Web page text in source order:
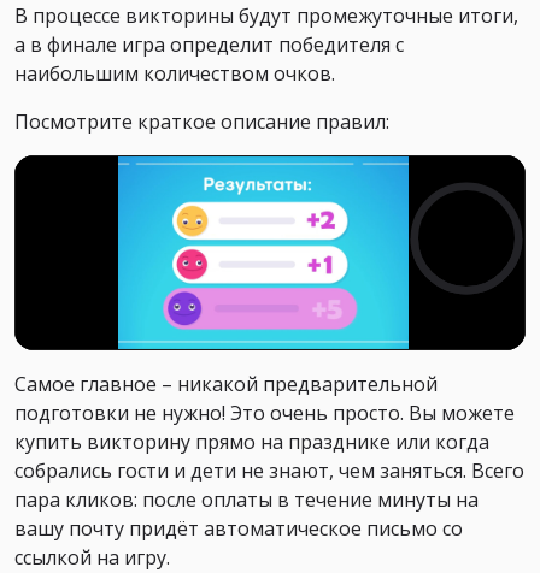
В процессе викторины будут промежуточные итоги,
а в финале игра определит победителя с
наибольшим количеством очков.
Посмотрите краткое описание правил:
Самое главное – никакой предварительной
подготовки не нужно! Это очень просто. Вы можете
купить викторину прямо на празднике или когда
собрались гости и дети не знают, чем заняться. Всего
пара кликов: после оплаты в течение минуты на
вашу почту придёт автоматическое письмо со
ссылкой на игру.